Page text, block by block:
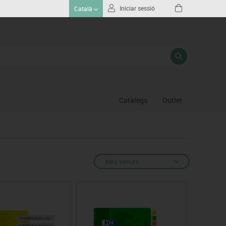
Català Iniciar sessió
Gimnàstica ritmica
Catàlegs Outlet
Més venuts